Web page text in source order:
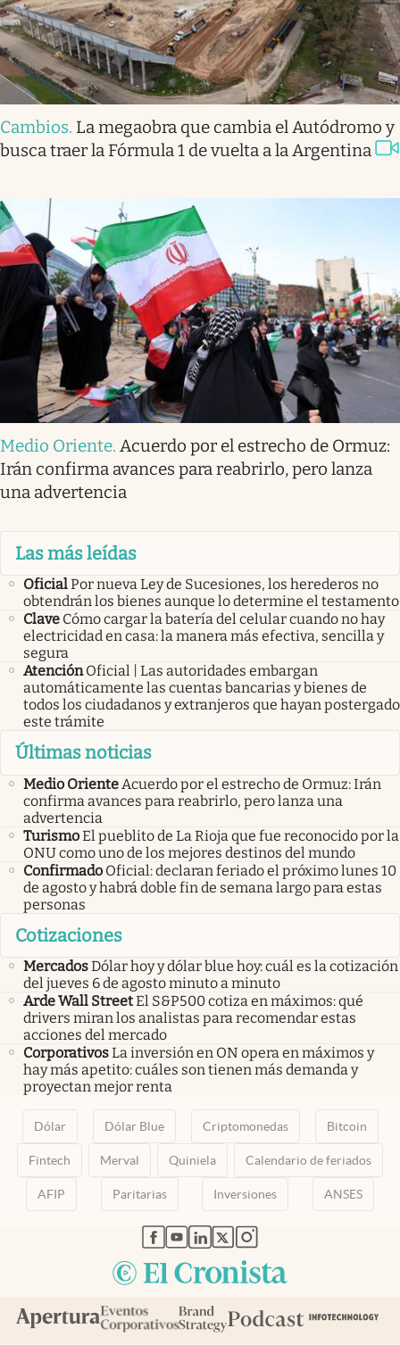
Cambios. La megaobra que cambia el Autódromo y
busca traer la Fórmula 1 de vuelta a la Argentina
Medio Oriente. Acuerdo por el estrecho de Ormuz:
Irán confirma avances para reabrirlo, pero lanza
una advertencia
Las más leídas
OficialPor nueva Ley de Sucesiones, los herederos no
obtendrán los bienes aunque lo determine el testamento
Clave Cómo cargar la batería del celular cuando no hay
electricidad en casa: la manera más efectiva, sencilla y
segura
Atención Oficial | Las autoridades embargan
automáticamente las cuentas bancarias y bienes de
todos los ciudadanos y extranjeros que hayan postergado
este trámite
Últimas noticias
Medio Oriente Acuerdo por el estrecho de Ormuz: Irán
confirma avances para reabrirlo, pero lanza una
advertencia
TurismoEl pueblito de La Rioja que fue reconocido por la
ONU como uno de los mejores destinos del mundo
Confirmado Oficial: declaran feriado el próximo lunes 10
de agosto y habrá doble fin de semana largo para estas
personas
Cotizaciones
MercadosDólar hoy y dólar blue hoy: cuál es la cotización
del jueves 6 de agosto minuto a minuto
Arde Wall StreetEl S&P500 cotiza en máximos: qué
drivers miran los analistas para recomendar estas
acciones del mercado
CorporativosLa inversión en ON opera en máximos y
hay más apetito: cuáles son tienen más demanda y
proyectan mejor renta
Dólar Dólar Blue Criptomonedas Bitcoin
Fintech Merval Quiniela Calendario de feriados
AFIP Paritarias Inversiones ANSES
abre en nueva pestaña
abre en nueva pestaña
abre en nueva pestaña
abre en nueva pestaña
abre en nueva pestaña